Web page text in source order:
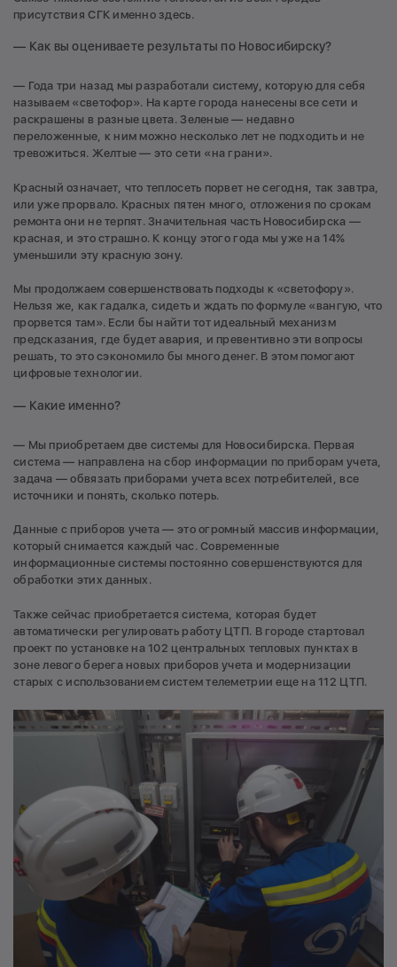
присутствия СГК именно здесь.
— Как вы оцениваете результаты по Новосибирску?
— Года три назад мы разработали систему, которую для себя
называем «светофор». На карте города нанесены все сети и
раскрашены в разные цвета. Зеленые — недавно
переложенные, к ним можно несколько лет не подходить и не
тревожиться. Желтые — это сети «на грани».
Красный означает, что теплосеть порвет не сегодня, так завтра,
или уже прорвало. Красных пятен много, отложения по срокам
ремонта они не терпят. Значительная часть Новосибирска —
красная, и это страшно. К концу этого года мы уже на 14%
уменьшили эту красную зону.
Мы продолжаем совершенствовать подходы к «светофору».
Нельзя же, как гадалка, сидеть и ждать по формуле «вангую, что
прорвется там». Если бы найти тот идеальный механизм
предсказания, где будет авария, и превентивно эти вопросы
решать, то это сэкономило бы много денег. В этом помогают
цифровые технологии.
— Какие именно?
— Мы приобретаем две системы для Новосибирска. Первая
система — направлена на сбор информации по приборам учета,
задача — обвязать приборами учета всех потребителей, все
источники и понять, сколько потерь.
Данные с приборов учета — это огромный массив информации,
который снимается каждый час. Современные
информационные системы постоянно совершенствуются для
обработки этих данных.
Также сейчас приобретается система, которая будет
автоматически регулировать работу ЦТП. В городе стартовал
проект по установке на 102 центральных тепловых пунктах в
зоне левого берега новых приборов учета и модернизации
старых с использованием систем телеметрии еще на 112 ЦТП.